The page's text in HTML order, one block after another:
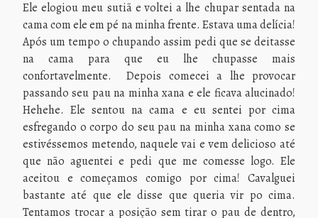
Ele elogiou meu sutiã e voltei a lhe chupar sentada na
cama com ele em pé na minha frente. Estava uma delícia!
Após um tempo o chupando assim pedi que se deitasse
na cama para que eu lhe chupasse mais
confortavelmente. Depois comecei a lhe provocar
passando seu pau na minha xana e ele ficava alucinado!
Hehehe. Ele sentou na cama e eu sentei por cima
esfregando o corpo do seu pau na minha xana como se
estivéssemos metendo, naquele vai e vem delicioso até
que não aguentei e pedi que me comesse logo. Ele
aceitou e começamos comigo por cima! Cavalguei
bastante até que ele disse que queria vir po cima.
Tentamos trocar a posição sem tirar o pau de dentro,